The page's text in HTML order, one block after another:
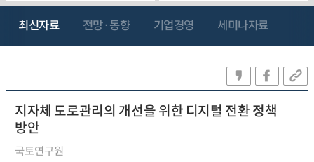
최신자료 전망·동향 기업경영 세미나자료
지자체 도로관리의 개선을 위한 디지털 전환 정책
방안
국토연구원